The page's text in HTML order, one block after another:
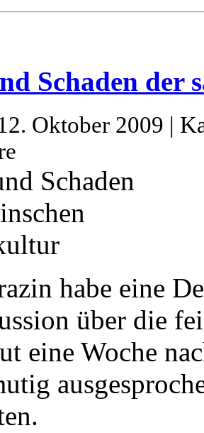
Schaden der
Oktober 2009 |
habe eine
über die
eine Woche